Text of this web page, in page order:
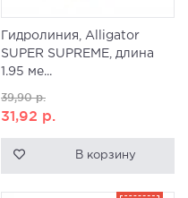
Гидролиния, Alligator
SUPER SUPREME, длина
1.95 ме...
39,90р.
31,92 р.
В корзину